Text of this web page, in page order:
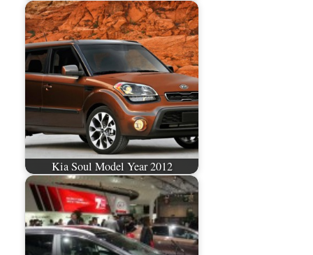
Kia Soul Model Year 2012